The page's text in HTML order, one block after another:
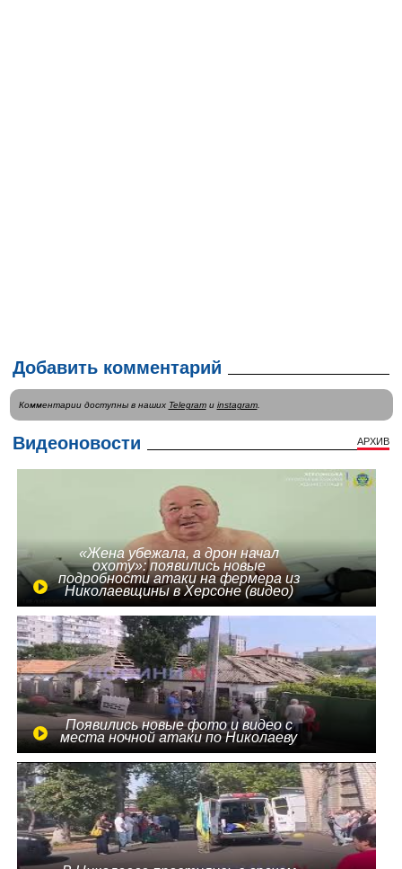
Добавить комментарий
Комментарии доступны в наших Telegramи instagram.
Видеоновости АРХИВ
«Жена убежала, а дрон начал
охоту»: появились новые
подробности атаки на фермера из
Николаевщины в Херсоне (видео)
Появились новые фото и видео с
места ночной атаки по Николаеву